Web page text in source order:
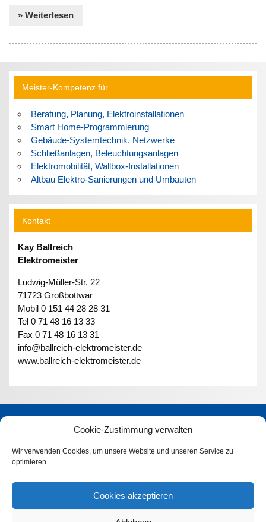
Cookie-Zustimmung verwalten
Wir verwenden Cookies, um unsere Website und unseren Service zu
optimieren.
Cookies akzeptieren
» Weiterlesen
Meister-Kompetenz für…
Beratung, Planung, Elektroinstallationen
Smart Home-Programmierung
Gebäude-Systemtechnik, Netzwerke
Schließanlagen, Beleuchtungsanlagen
Elektromobilität, Wallbox-Installationen
Altbau Elektro-Sanierungen und Umbauten
Kontakt
Kay Ballreich
Elektromeister
Ludwig-Müller-Str. 22
71723 Großbottwar
Mobil 0 151 44 28 28 31
Tel 0 71 48 16 13 33
Fax 0 71 48 16 13 31
info@ballreich-elektromeister.de
www.ballreich-elektromeister.de
Datenschutzerklärung